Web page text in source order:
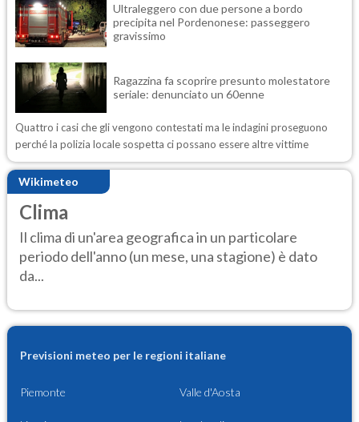
Ultraleggero con due persone a bordo
precipita nel Pordenonese: passeggero
gravissimo
Ragazzina fa scoprire presunto molestatore
seriale: denunciato un 60enne
Quattro i casi che gli vengono contestati ma le indagini proseguono
perché la polizia locale sospetta ci possano essere altre vittime
Wikimeteo
Clima
Il clima di un'area geografica in un particolare
periodo dell'anno (un mese, una stagione) è dato
da...
Previsioni meteo per le regioni italiane
Piemonte Valle d'Aosta